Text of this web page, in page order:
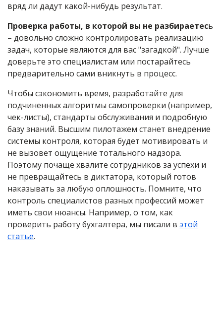
вряд ли дадут какой-нибудь результат.
Проверка работы, в которой вы не разбираетесь
– довольно сложно контролировать реализацию
задач, которые являются для вас "загадкой". Лучше
доверьте это специалистам или постарайтесь
предварительно сами вникнуть в процесс.
Чтобы сэкономить время, разработайте для
подчиненных алгоритмы самопроверки (например,
чек-листы), стандарты обслуживания и подробную
базу знаний. Высшим пилотажем станет внедрение
системы контроля, которая будет мотивировать и
не вызовет ощущение тотального надзора.
Поэтому почаще хвалите сотрудников за успехи и
не превращайтесь в диктатора, который готов
наказывать за любую оплошность. Помните, что
контроль специалистов разных профессий может
иметь свои нюансы. Например, о том, как
проверить работу бухгалтера, мы писали в этой
статье.